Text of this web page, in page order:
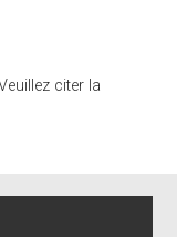
citer la